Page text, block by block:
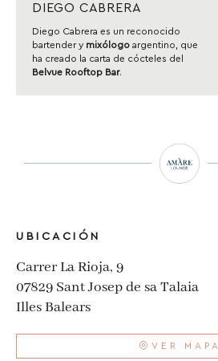
DIEGO CABRERA
Diego Cabrera es un reconocido
bartender y mixólogo argentino, que
ha creado la carta de cócteles del
Belvue Rooftop Bar.
UBICACIÓN
Carrer La Rioja, 9
07829 Sant Josep de sa Talaia
Illes Balears
VER MAPA